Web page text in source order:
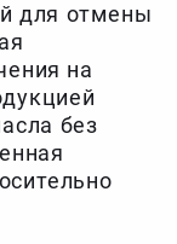
для отмены
на
без